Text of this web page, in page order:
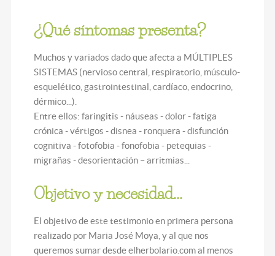
¿Qué síntomas presenta?
Muchos y variados dado que afecta a MÚLTIPLES
SISTEMAS (nervioso central, respiratorio, músculo-
esquelético, gastrointestinal, cardíaco, endocrino,
dérmico...).
Entre ellos: faringitis - náuseas - dolor - fatiga
crónica - vértigos - disnea - ronquera - disfunción
cognitiva - fotofobia - fonofobia - petequias -
migrañas - desorientación – arritmias...
Objetivo y necesidad...
El objetivo de este testimonio en primera persona
realizado por Maria José Moya, y al que nos
queremos sumar desde elherbolario.com al menos